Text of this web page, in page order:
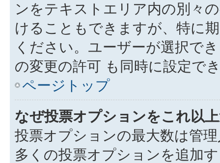
ンをテキストエリア内の別々
けることもできますが、特に
ください。ユーザーが選択で
の変更の許可 も同時に設定で
ページトップ
なぜ投票オプションをこれ以
投票オプションの最大数は管
多くの投票オプションを追加